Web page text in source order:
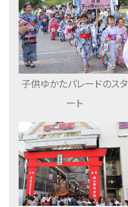
子供ゆかたパレードのスタ
ート